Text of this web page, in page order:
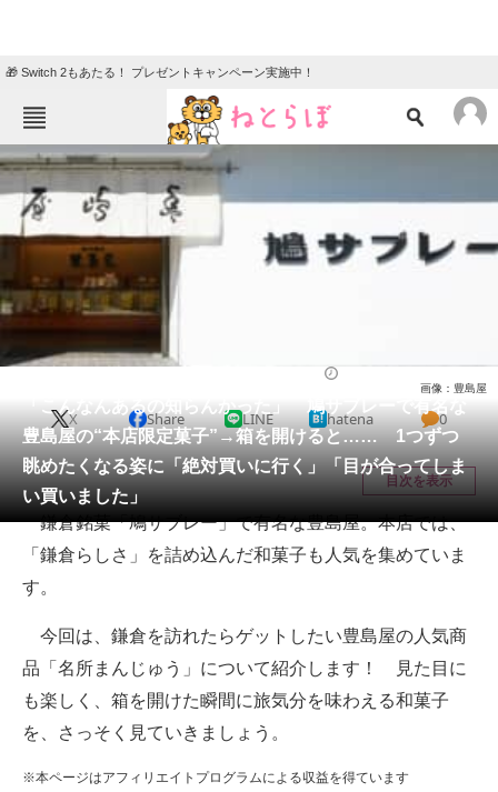
🎁 Switch 2もあたる！ プレゼントキャンペーン実施中！
ねとらぼメニュー
TOP
エンタメ
地域
住まい
動物
メディア
注目記事を集めた総合ページ
ITの今と未来を見通す
進化するPCとデバイスの未来
ビジネスと働き方のヒント
AI活用のいまが分かる
「こんなんあるの知らんかった」 鳩サブレーで有名な
豊島屋の“本店限定菓子”→箱を開けると…… 1つずつ
眺めたくなる姿に「絶対買いに行く」「目が合ってしま
い買いました」
画像：豊島屋
X Share LINE hatena 0
目次を表示
鎌倉銘菓「鳩サブレー」で有名な豊島屋。本店では、
「鎌倉らしさ」を詰め込んだ和菓子も人気を集めていま
す。
今回は、鎌倉を訪れたらゲットしたい豊島屋の人気商
品「名所まんじゅう」について紹介します！ 見た目に
も楽しく、箱を開けた瞬間に旅気分を味わえる和菓子
を、さっそく見ていきましょう。
※本ページはアフィリエイトプログラムによる収益を得ています